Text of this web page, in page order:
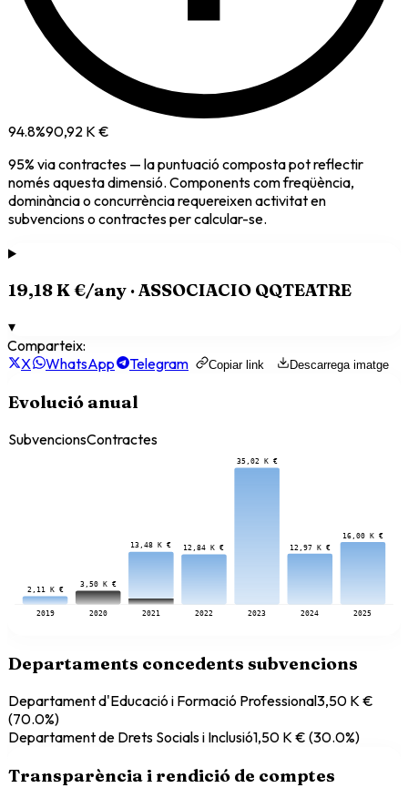
94.8%90,92 K €
95% viacontractes — la puntuació composta pot reflectir
només aquesta dimensió. Components com freqüència,
dominància o concurrència requereixen activitat en
subvencions o contractes per calcular-se.
19,18 K €/any ·ASSOCIACIO QQTEATRE
▾
Comparteix:
X
WhatsApp Telegram Copiar link Descarrega imatge
Evolució anual
SubvencionsContractes
2,11 K €
2019
3,50 K €
2020
13,48 K €
2021
12,84 K €
2022
35,02 K €
2023
12,97 K €
2024
16,00 K €
2025
Departaments concedents subvencions
Departament d'Educació i Formació Professional3,50 K €
(70.0%)
Departament de Drets Socials i Inclusió1,50 K € (30.0%)
Transparència i rendició de comptes